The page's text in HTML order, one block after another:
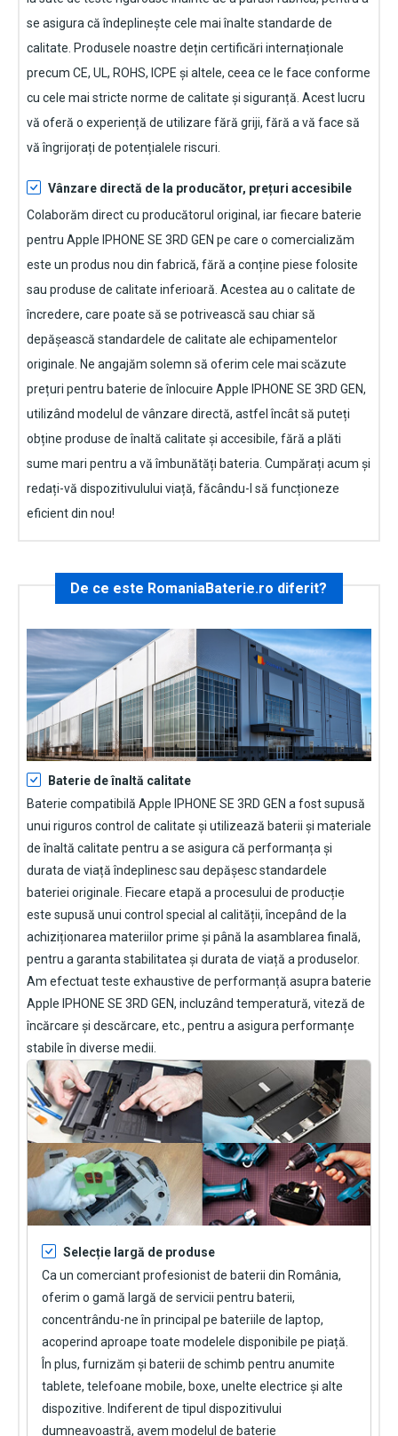
se asigura că îndeplinește cele mai înalte standarde de
calitate. Produsele noastre dețin certificări internaționale
precum CE, UL, ROHS, ICPE și altele, ceea ce le face conforme
cu cele mai stricte norme de calitate și siguranță. Acest lucru
vă oferă o experiență de utilizare fără griji, fără a vă face să
vă îngrijorați de potențialele riscuri.
Vânzare directă de la producător, prețuri accesibile
Colaborăm direct cu producătorul original, iar fiecare baterie
pentru Apple IPHONE SE 3RD GEN pe care o comercializăm
este un produs nou din fabrică, fără a conține piese folosite
sau produse de calitate inferioară. Acestea au o calitate de
încredere, care poate să se potrivească sau chiar să
depășească standardele de calitate ale echipamentelor
originale. Ne angajăm solemn să oferim cele mai scăzute
prețuri pentru baterie de înlocuire Apple IPHONE SE 3RD GEN,
utilizând modelul de vânzare directă, astfel încât să puteți
obține produse de înaltă calitate și accesibile, fără a plăti
sume mari pentru a vă îmbunătăți bateria. Cumpărați acum și
redați-vă dispozitivulului viață, făcându-l să funcționeze
eficient din nou!
De ce este RomaniaBaterie.ro diferit?
Baterie de înaltă calitate
Baterie compatibilă Apple IPHONE SE 3RD GEN a fost supusă
unui riguros control de calitate și utilizează baterii și materiale
de înaltă calitate pentru a se asigura că performanța și
durata de viață îndeplinesc sau depășesc standardele
bateriei originale. Fiecare etapă a procesului de producție
este supusă unui control special al calității, începând de la
achiziționarea materiilor prime și până la asamblarea finală,
pentru a garanta stabilitatea și durata de viață a produselor.
Am efectuat teste exhaustive de performanță asupra baterie
Apple IPHONE SE 3RD GEN, incluzând temperatură, viteză de
încărcare și descărcare, etc., pentru a asigura performanțe
stabile în diverse medii.
Selecție largă de produse
Ca un comerciant profesionist de baterii din România,
oferim o gamă largă de servicii pentru baterii,
concentrându-ne în principal pe bateriile de laptop,
acoperind aproape toate modelele disponibile pe piață.
În plus, furnizăm și baterii de schimb pentru anumite
tablete, telefoane mobile, boxe, unelte electrice și alte
dispozitive. Indiferent de tipul dispozitivului
dumneavoastră, avem modelul de baterie